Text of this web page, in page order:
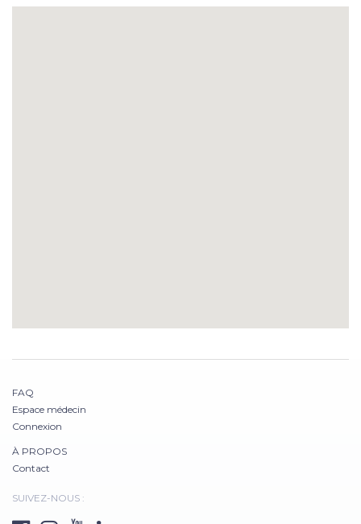
FAQ
Espace médecin
Connexion
À PROPOS
Contact
SUIVEZ-NOUS :